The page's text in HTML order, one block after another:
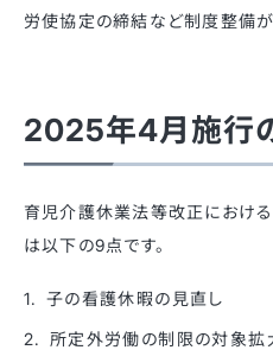
労使協定の締結など制度整備が
2025年4月施行
育児介護休業法等改正におけ
は以下の9点です。
子の看護休暇の見直し
所定外労働の制限の対象拡